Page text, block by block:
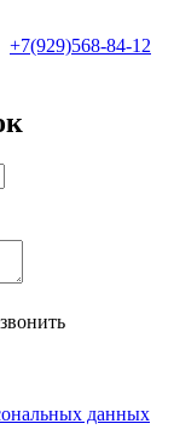
+7(929)568-84-12
данных